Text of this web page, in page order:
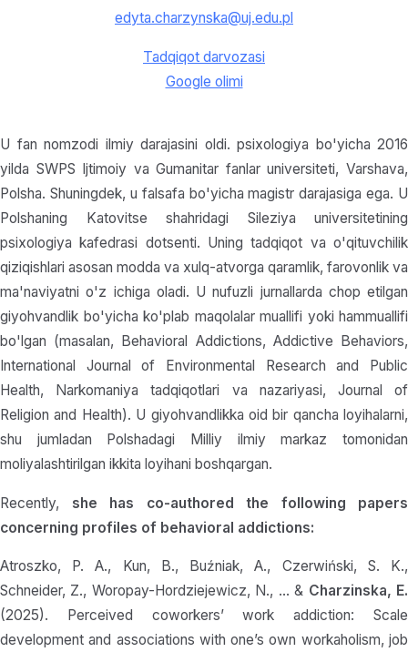
edyta.charzynska@uj.edu.pl
Tadqiqot darvozasi
Google olimi
U fan nomzodi ilmiy darajasini oldi. psixologiya bo'yicha 2016
yilda SWPS Ijtimoiy va Gumanitar fanlar universiteti, Varshava,
Polsha. Shuningdek, u falsafa bo'yicha magistr darajasiga ega. U
Polshaning Katovitse shahridagi Sileziya universitetining
psixologiya kafedrasi dotsenti. Uning tadqiqot va o'qituvchilik
qiziqishlari asosan modda va xulq-atvorga qaramlik, farovonlik va
ma'naviyatni o'z ichiga oladi. U nufuzli jurnallarda chop etilgan
giyohvandlik bo'yicha ko'plab maqolalar muallifi yoki hammuallifi
bo'lgan (masalan, Behavioral Addictions, Addictive Behaviors,
International Journal of Environmental Research and Public
Health, Narkomaniya tadqiqotlari va nazariyasi, Journal of
Religion and Health). U giyohvandlikka oid bir qancha loyihalarni,
shu jumladan Polshadagi Milliy ilmiy markaz tomonidan
moliyalashtirilgan ikkita loyihani boshqargan.
Recently, she has co-authored the following papers
concerning profiles of behavioral addictions:
Atroszko, P. A., Kun, B., Buźniak, A., Czerwiński, S. K.,
Schneider, Z., Woropay-Hordziejewicz, N., … & Charzinska, E.
(2025). Perceived coworkers’ work addiction: Scale
development and associations with one’s own workaholism, job